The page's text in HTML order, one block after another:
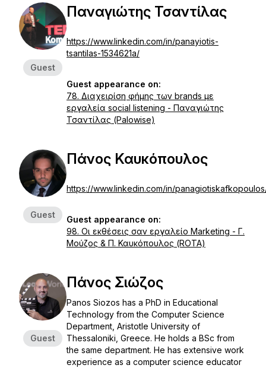
Guest
Παναγιώτης Τσαντίλας
https://www.linkedin.com/in/panayiotis-
tsantilas-1534621a/
Guest appearance on:
78. Διαχειρίση φήμης των brands με
εργαλεία social listening - Παναγιώτης
Τσαντίλας (Palowise)
Guest
Πάνος Καυκόπουλος
https://www.linkedin.com/in/
Guest appearance on:
98. Οι εκθέσεις σαν εργαλείο Marketing - Γ.
Μούζος & Π. Καυκόπουλος (ROTA)
Guest
Πάνος Σιώζος
Panos Siozos has a PhD in Educational
Technology from the Computer Science
Department, Aristotle University of
Thessaloniki, Greece. He holds a BSc from
the same department. He has extensive work
experience as a computer science educator